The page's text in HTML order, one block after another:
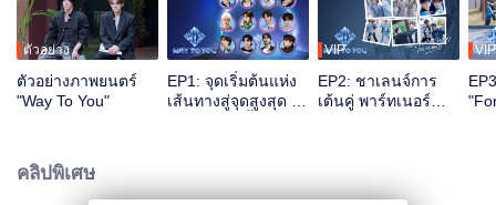
ตัวอย่าง
ตัวอย่างภาพยนตร์
"Way To You"
EP1: จุดเริ่มต้นแห่ง
เส้นทางสู่จุดสูงสุด -
VIP
EP2: ชาเลนจ์การ
เต้นคู่ พาร์ทเนอร์
VIP
คลิปพิเศษ